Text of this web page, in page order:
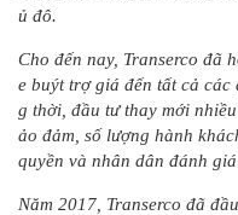
ủ đô.
Cho đến nay, Transerco đã
e buýt trợ giá đến tất cả
g thời, đầu tư thay mới
ảo đảm, số lượng hành
quyền và nhân dân đánh
Năm 2017, Transerco đã